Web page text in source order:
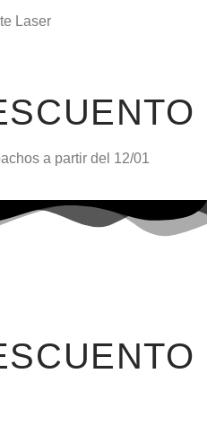
Laser
a partir del 12/01